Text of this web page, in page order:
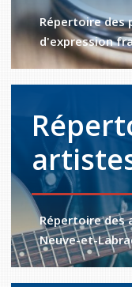
Répertoire des
d'expression
Répertoire des
Neuve-et-